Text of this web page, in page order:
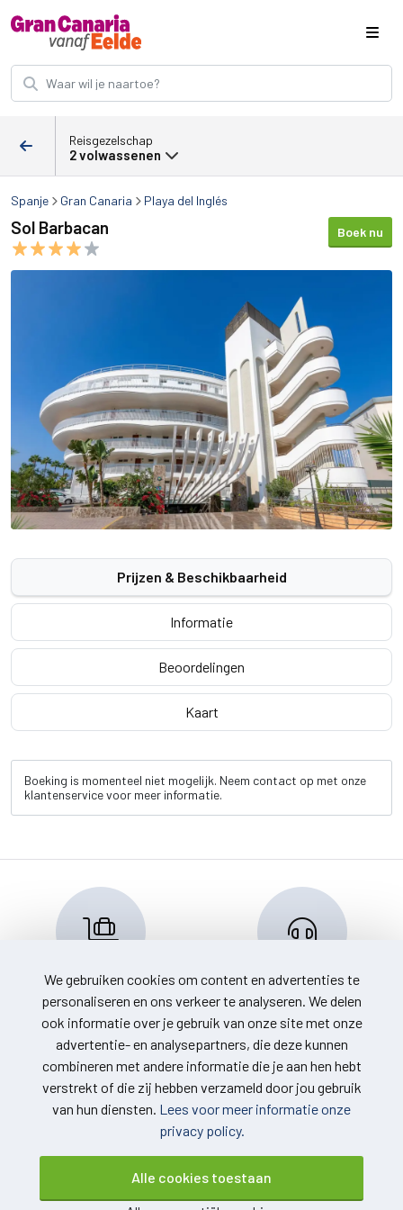
Reisgezelschap
2 volwassenen
Spanje Gran Canaria Playa del Inglés
Sol Barbacan Boek nu
Prijzen & Beschikbaarheid
Informatie
Beoordelingen
Kaart
Boeking is momenteel niet mogelijk. Neem contact op met onze
klantenservice voor meer informatie.
Reserveren en info
info@travelnoord.nl
Klantenservice
088 - 058 0500
grancanariavanafeelde.nl. Alle
We gebruiken cookies om content en advertenties te
personaliseren en ons verkeer te analyseren. We delen
ook informatie over je gebruik van onze site met onze
advertentie- en analysepartners, die deze kunnen
combineren met andere informatie die je aan hen hebt
verstrekt of die zij hebben verzameld door jou gebruik
van hun diensten. Lees voor meer informatie onze
privacy policy.
Alle cookies toestaan